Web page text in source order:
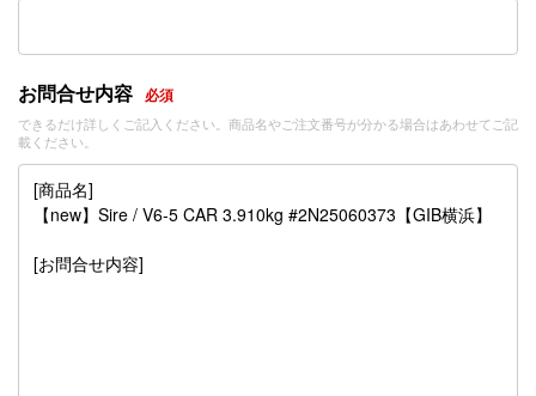
お問合せ内容 必須
できるだけ詳しくご記入ください。商品名やご注文番号が分かる場合はあわせてご記
載ください。